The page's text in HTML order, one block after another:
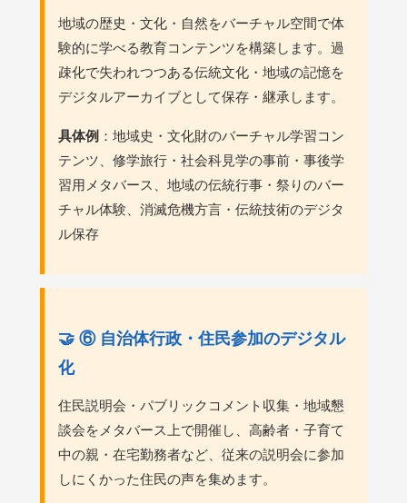
地域の歴史・文化・自然をバーチャル空間で体
験的に学べる教育コンテンツを構築します。過
疎化で失われつつある伝統文化・地域の記憶を
デジタルアーカイブとして保存・継承します。
具体例 ：地域史・文化財のバーチャル学習コン
テンツ、修学旅行・社会科見学の事前・事後学
習用メタバース、地域の伝統行事・祭りのバー
チャル体験、消滅危機方言・伝統技術のデジタ
ル保存
🤝 ⑥ 自治体行政・住民参加のデジタル
化
住民説明会・パブリックコメント収集・地域懇
談会をメタバース上で開催し、高齢者・子育て
中の親・在宅勤務者など、従来の説明会に参加
しにくかった住民の声を集めます。